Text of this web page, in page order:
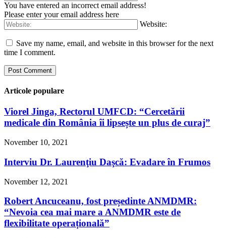
You have entered an incorrect email address!
Please enter your email address here
Website:
Save my name, email, and website in this browser for the next
time I comment.
Articole populare
Viorel Jinga, Rectorul UMFCD: “Cercetării
medicale din România îi lipsește un plus de curaj”
November 10, 2021
Interviu Dr. Laurenţiu Daşcă: Evadare în Frumos
November 12, 2021
Robert Ancuceanu, fost președinte ANMDMR:
“Nevoia cea mai mare a ANMDMR este de
flexibilitate operațională”